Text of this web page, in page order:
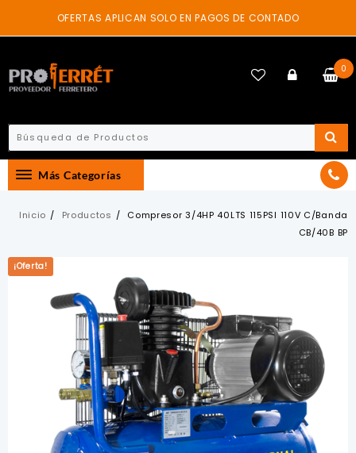
content
OFERTAS APLICAN SOLO EN PAGOS DE CONTADO
0
Más Categorías
Inicio Productos
Compresor 3/4HP 40LTS 115PSI 110V C/Banda
CB/40B BP
¡Oferta!